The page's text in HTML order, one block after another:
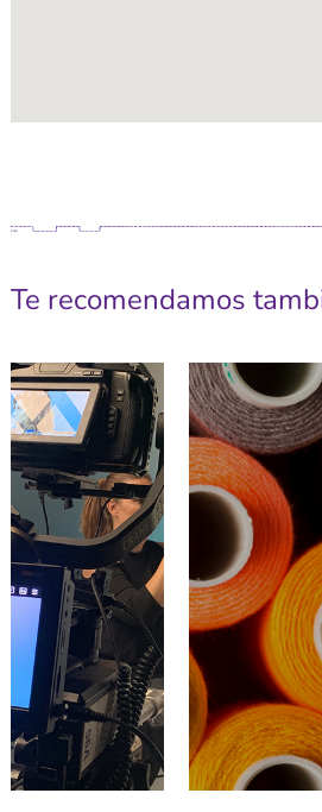
Te recomendamos